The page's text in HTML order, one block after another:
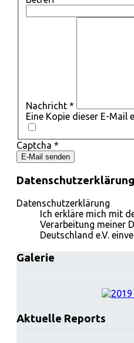
Nachricht *
Eine Kopie dieser E-Mail
Captcha *
E-Mail senden
Datenschutzerklärung
Datenschutzerklärung
Ich erkläre mich mit
Verarbeitung meiner
Deutschland e.V.
Galerie
Aktuelle Reports